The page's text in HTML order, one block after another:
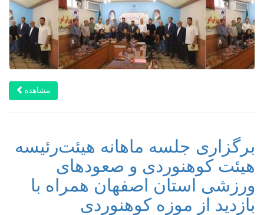
مشاهده
برگزاری جلسه ماهانه هیئت‌رئیسه
هیئت کوهنوردی و صعودهای
ورزشی استان اصفهان همراه با
بازدید از موزه کوهنوردی